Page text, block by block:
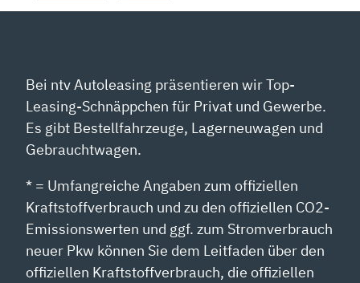
Bei ntv Autoleasing präsentieren wir Top-
Leasing-Schnäppchen für Privat und Gewerbe.
Es gibt Bestellfahrzeuge, Lagerneuwagen und
Gebrauchtwagen.
* = Umfangreiche Angaben zum offiziellen
Kraftstoffverbrauch und zu den offiziellen CO2-
Emissionswerten und ggf. zum Stromverbrauch
neuer Pkw können Sie dem Leitfaden über den
offiziellen Kraftstoffverbrauch, die offiziellen